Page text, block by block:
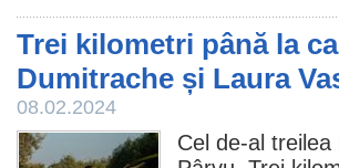
Trei kilometri până la
Dumitrache și Laura
08.02.2024
Cel de-al